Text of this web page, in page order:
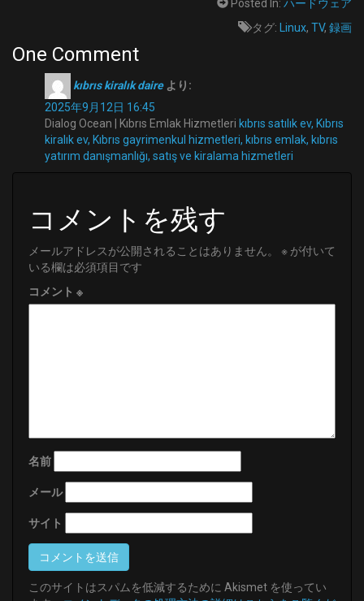
Posted In: ハードウェア
タグ:
Linux, TV, 録画
One Comment
kıbrıs kiralık daire より:
2025年9月12日 16:45
Dialog Ocean | Kıbrıs Emlak Hizmetleri kıbrıs satılık ev, Kıbrıs
kiralık ev, Kıbrıs gayrimenkul hizmetleri, kıbrıs emlak, kıbrıs
yatırım danışmanlığı, satış ve kiralama hizmetleri
コメントを残す
メールアドレスが公開されることはありません。 ※ が付いて
いる欄は必須項目です
コメント ※
名前
メール
サイト
このサイトはスパムを低減するために Akismet を使ってい